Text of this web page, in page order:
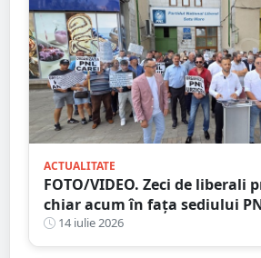
ACTUALITATE
FOTO/VIDEO. Zeci de liberali
chiar acum în fața sediului
Scandări împotriva conducerii
14 iulie 2026